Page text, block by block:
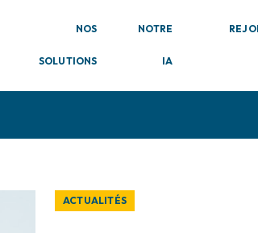
NOS
SOLUTIONS
NOTRE
IA
ACTUALITÉS